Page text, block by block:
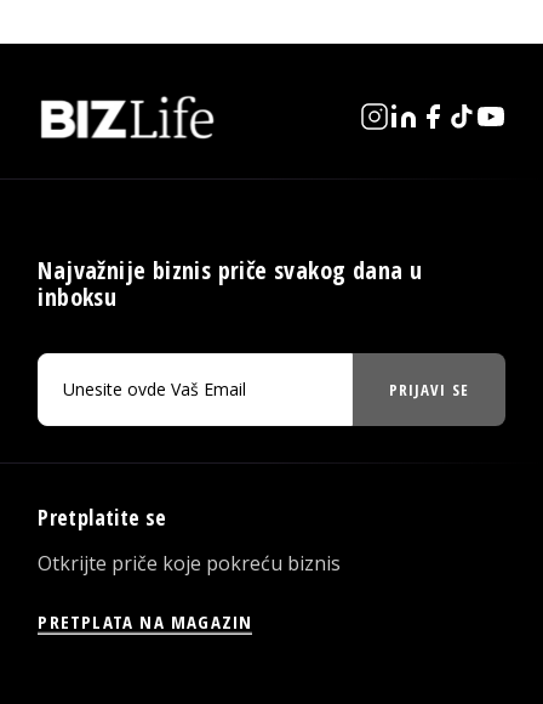
Najvažnije biznis priče svakog dana u
inboksu
PRIJAVI SE
Pretplatite se
Otkrijte priče koje pokreću biznis
PRETPLATA NA MAGAZIN